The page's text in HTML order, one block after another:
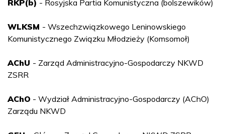
RKP(b) - Rosyjska Partia Komunistyczna (bolszewików)
WLKSM - Wszechzwiązkowego Leninowskiego
Komunistycznego Związku Młodzieży (Komsomoł)
AChU - Zarząd Administracyjno-Gospodarczy NKWD
ZSRR
AChO - Wydział Administracyjno-Gospodarczy (AChO)
Zarządu NKWD